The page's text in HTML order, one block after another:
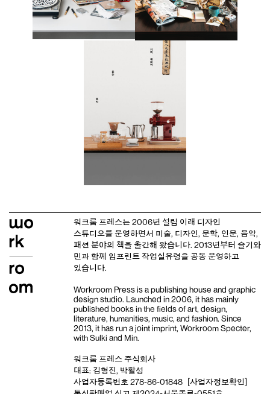
워크룸 프레스는 2006년 설립 이래 디자인
스튜디오를 운영하면서 미술, 디자인, 문학, 인문, 음악,
패션 분야의 책을 출간해 왔습니다. 2013년부터 슬기와
민과 함께 임프린트 작업실유령을 공동 운영하고
있습니다.
Workroom Press is a publishing house and graphic
design studio . Launched in 2006, it has mainly
published books in the fields of art, design,
literature, humanities, music, and fashion. Since
2013, it has run a joint imprint, Workroom Specter,
with Sulki and Min
워크룸 프레스 주식회사
대표: 김형진, 박활성
사업자등록번호 278-86-01848
[사업자정보확인]